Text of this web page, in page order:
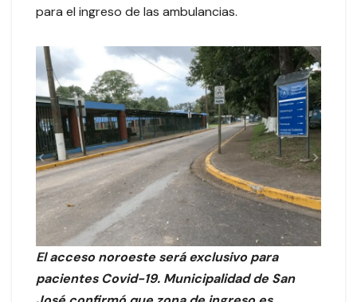
para el ingreso de las ambulancias.
El acceso noroeste será exclusivo para
pacientes Covid-19. Municipalidad de San